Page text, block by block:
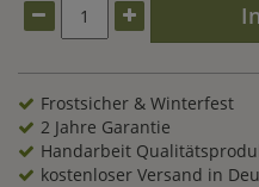
Frostsicher & Winterfest
2 Jahre Garantie
Handarbeit
kostenloser Versand in